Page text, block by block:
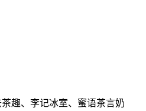
趣、李记冰室、蜜语茶言奶